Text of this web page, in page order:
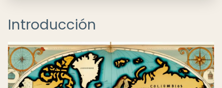
Introducción